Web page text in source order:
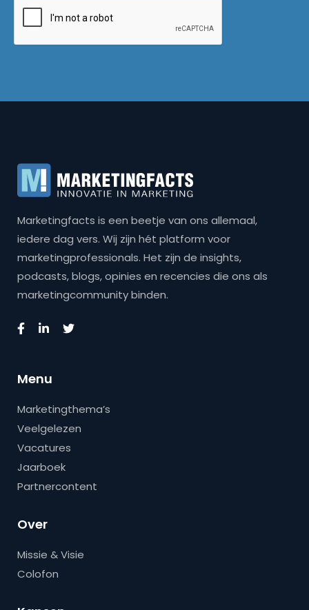
Marketingfacts is een beetje van ons allemaal,
iedere dag vers. Wij zijn hét platform voor
marketingprofessionals. Het zijn de insights,
podcasts, blogs, opinies en recencies die ons als
marketingcommunity binden.
Menu
Marketingthema’s
Veelgelezen
Vacatures
Jaarboek
Partnercontent
Over
Missie & Visie
Colofon